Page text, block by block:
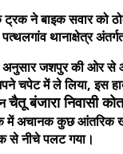
ने बाइक सवार को
थानाक्षेत्र
के अनुसार जशपुर की ओर
चपेट में ले लिया, इस
चैतू बंजारानिवासी
में अचानक कुछ आंतरिक
से नीचे पलट गया।